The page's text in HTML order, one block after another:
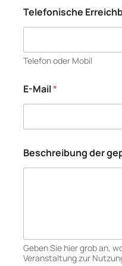
i
g
u
g
E
r
i
h
a
r
Telefonische
Telefon oder Mobil
E-Mail*
Beschreibung der
Geben Sie hier grob an,
Veranstaltung zur